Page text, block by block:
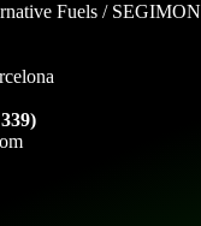
Fuels / SEGIMON